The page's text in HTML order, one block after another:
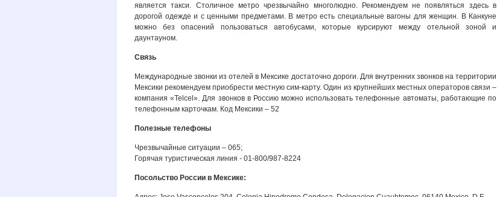
является такси. Столичное метро чрезвычайно многолюдно. Рекомендуем не появляться здесь в
дорогой одежде и с ценными предметами. В метро есть специальные вагоны для женщин. В Канкуне
можно без опасений пользоваться автобусами, которые курсируют между отельной зоной и
даунтауном.
Связь
Международные звонки из отелей в Мексике достаточно дороги. Для внутренних звонков на территории
Мексики рекомендуем приобрести местную сим-карту. Один из крупнейших местных операторов связи –
компания «Telcel». Для звонков в Россию можно использовать телефонные автоматы, работающие по
телефонным карточкам. Код Мексики – 52
Полезные телефоны
Чрезвычайные ситуации – 065;
Горячая туристическая линия - 01-800/987-8224
Посольство России в Мексике: